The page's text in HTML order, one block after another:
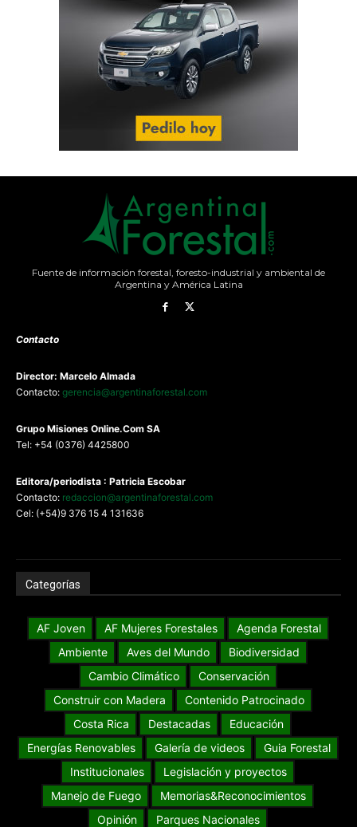
Fuente de información forestal, foresto-industrial y ambiental de
Argentina y América Latina
Contacto
Director: Marcelo Almada
Contacto: gerencia@argentinaforestal.com
Grupo Misiones Online.Com SA
Tel: +54 (0376) 4425800
Editora/periodista : Patricia Escobar
Contacto: redaccion@argentinaforestal.com
Cel: (+54)9 376 15 4 131636
Categorías
AF Joven AF Mujeres Forestales
Agenda Forestal
Ambiente
Aves del Mundo
Biodiversidad
Cambio Climático
Conservación
Construir con Madera
Contenido Patrocinado
Costa Rica
Destacadas
Educación
Energías Renovables
Galería de videos
Guia Forestal
Institucionales
Legislación y proyectos
Manejo de Fuego
Memorias&Reconocimientos
Opinión
Parques Nacionales